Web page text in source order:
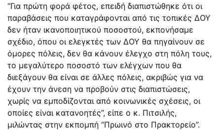
“Για πρώτη φορά φέτος, επειδή διαπιστώθηκε ότι οι
παραβάσεις που καταγράφονται από τις τοπικές ΔΟΥ
δεν ήταν ικανοποιητικού ποσοστού, εκπονήσαμε
σχέδιο, όπου οι ελεγκτές των ΔΟΥ θα πηγαίνουν σε
όμορες πόλεις, δεν θα κάνουν έλεγχο στη πόλη τους,
το μεγαλύτερο ποσοστό των ελέγχων που θα
διεξάγουν θα είναι σε άλλες πόλεις, ακριβώς για να
έχουν την άνεση να προβούν στις διαπιστώσεις,
χωρίς να εμποδίζονται από κοινωνικές σχέσεις, οι
οποίες είναι κατανοητές”, είπε ο κ. Πιτσιλής,
μιλώντας στην εκπομπή “Πρωινό στο Πρακτορείο”.